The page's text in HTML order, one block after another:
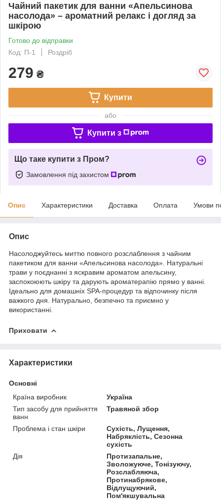
Чайний пакетик для ванни «Апельсинова
насолода» – ароматний релакс і догляд за
шкірою
Готово до відправки
Код: П-1
Роздріб
279 ₴
Купити
або
Купити з
Що таке купити з Пром?
Замовлення під захистом
Опис Характеристики Доставка Оплата Умови
Опис
Насолоджуйтесь миттю повного розслаблення з чайним
пакетиком для ванни «Апельсинова насолода». Натуральні
трави у поєднанні з яскравим ароматом апельсину,
заспокоюють шкіру та дарують ароматерапію прямо у ванні.
Ідеально для домашніх SPA-процедур та відпочинку після
важкого дня. Натурально, безпечно та приємно у
використанні.
Приховати
Характеристики
Основні
Країна виробник
Україна
Тип засобу для прийняття
ванн
Травяной збор
Проблема і стан шкіри
Сухість, Лущення,
Набряклість, Сезонна
сухість
Дія
Протизапальне,
Зволожуюче, Тонізуючу,
Розслабляюча,
Протинабрякове,
Відлущуючий,
Пом'якшувальна